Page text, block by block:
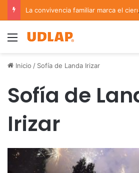
Menu
Inicio / Sofía de Landa Irizar
Sofía de
Irizar